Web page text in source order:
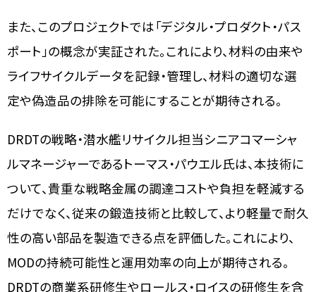
また、このプロジェクトでは「デジタル・プロダクト・パス
ポート」の概念が実証された。これにより、材料の由来や
ライフサイクルデータを記録・管理し、材料の適切な選
定や偽造品の排除を可能にすることが期待される。
DRDTの戦略・潜水艦リサイクル担当シニアコマーシャ
ルマネージャーであるトーマス・パウエル氏は、本技術に
ついて、貴重な戦略金属の調達コストや負担を軽減する
だけでなく、従来の鍛造技術と比較して、より軽量で耐久
性の高い部品を製造できる点を評価した。これにより、
MODの持続可能性と運用効率の向上が期待される。
DRDTの商業系研修生やロールス・ロイスの研修生を含